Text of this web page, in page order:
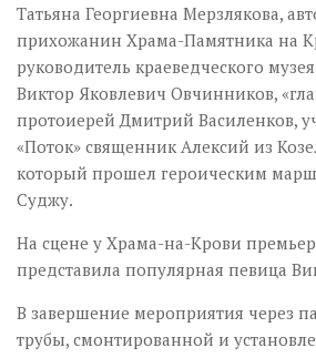
Татьяна Георгиевна Мерзлякова,
прихожанин Храма-Памятника на
руководитель краеведческого
Виктор Яковлевич Овчинников,
протоиерей Дмитрий Василенков,
«Поток» священник Алексий из
который прошел героическим
Суджу.
На сцене у Храма-на-Крови
представила популярная певица
В завершение мероприятия через
трубы, смонтированной и